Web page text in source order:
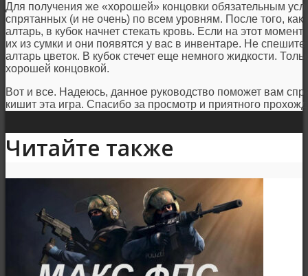
Для получения же «хорошей» концовки обязательным
спрятанных (и не очень) по всем уровням. После того,
алтарь, в кубок начнет стекать кровь. Если на этот
их из сумки и они появятся у вас в инвентаре. Не
алтарь цветок. В кубок стечет еще немного жидкости.
хорошей концовкой.
Вот и все. Надеюсь, данное руководство поможет вам
кишит эта игра. Спасибо за просмотр и приятного
Читайте также